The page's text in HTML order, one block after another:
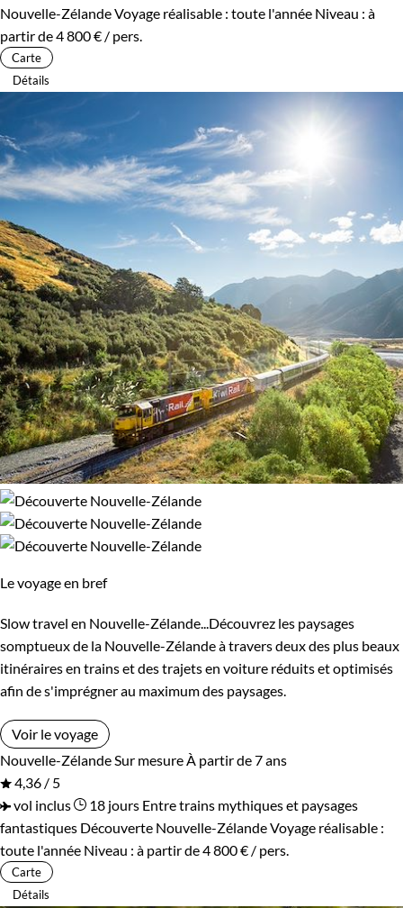
Nouvelle-ZélandeVoyage réalisable : toute l'année Niveau : à
partir de4 800 € / pers.
Carte
Détails
Le voyage en bref
Slow travel en Nouvelle-Zélande...Découvrez les paysages
somptueux de la Nouvelle-Zélande à travers deux des plus beaux
itinéraires en trains et des trajets en voiture réduits et optimisés
afin de s'imprégner au maximum des paysages.
Voir le voyage
Nouvelle-Zélande Sur mesure À partir de 7 ans
4,36 / 5
vol inclus
18 jours Entre trains mythiques et paysages
fantastiques Découverte Nouvelle-ZélandeVoyage réalisable :
toute l'année Niveau : à partir de4 800 € / pers.
Carte
Détails